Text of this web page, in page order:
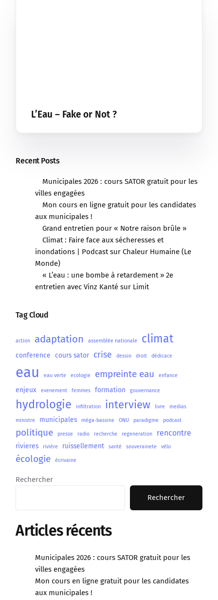
L’Eau – Fake or Not ?
Recent Posts
Municipales 2026 : cours SATOR gratuit pour les
villes engagées
Mon cours en ligne gratuit pour les candidates
aux municipales !
Grand entretien pour « Notre raison brûle »
Climat : Faire face aux sécheresses et
inondations | Podcast sur Chaleur Humaine (Le
Monde)
« L’eau : une bombe à retardement » 2e
entretien avec Vinz Kanté sur Limit
Tag Cloud
action adaptation assemblée nationale climat
conference cours sator crise dessin droit dédicace
eau eau verte ecologie empreinte eau enfance
enjeux evenement femmes formation gouvernance
hydrologie infiltration interview livre medias
ministre municipales méga-bassine ONU paradigme podcast
politique presse radio recherche regeneration rencontre
rivieres rivière ruissellement santé souverainete vélo
écologie écrivaine
Rechercher
Rechercher
Articles récents
Municipales 2026 : cours SATOR gratuit pour les
villes engagées
Mon cours en ligne gratuit pour les candidates
aux municipales !